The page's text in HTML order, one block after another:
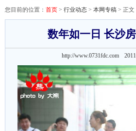
您目前的位置： 首页 > 行业动态 > 本网专稿 > 正文
数年如一日 长沙
http://www.0731fdc.com